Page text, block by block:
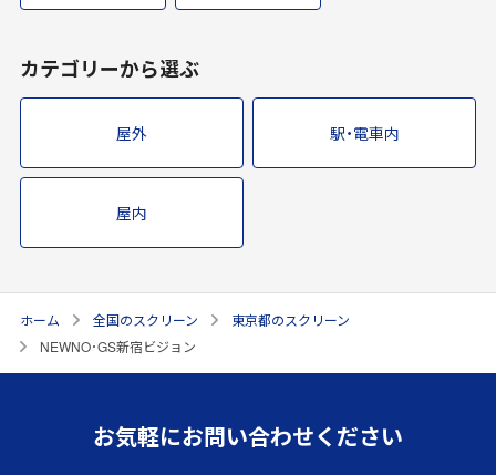
カテゴリーから選ぶ
屋外 駅・電車内
屋内
ホーム 全国のスクリーン
東京都のスクリーン
NEWNO･GS新宿ビジョン
お気軽にお問い合わせください